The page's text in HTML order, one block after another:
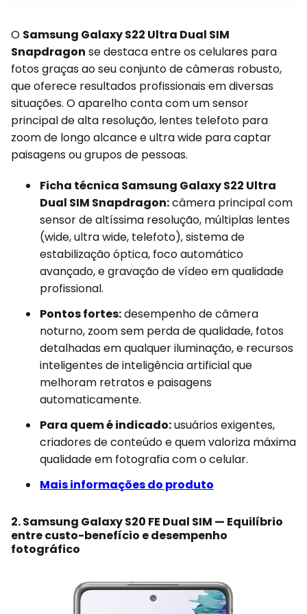
O Samsung Galaxy S22 Ultra Dual SIM
Snapdragon se destaca entre os celulares para
fotos graças ao seu conjunto de câmeras robusto,
que oferece resultados profissionais em diversas
situações. O aparelho conta com um sensor
principal de alta resolução, lentes telefoto para
zoom de longo alcance e ultra wide para captar
paisagens ou grupos de pessoas.
Ficha técnica Samsung Galaxy S22 Ultra
Dual SIM Snapdragon:câmera principal com
sensor de altíssima resolução, múltiplas lentes
(wide, ultra wide, telefoto), sistema de
estabilização óptica, foco automático
avançado, e gravação de vídeo em qualidade
profissional.
Pontos fortes:desempenho de câmera
noturno, zoom sem perda de qualidade, fotos
detalhadas em qualquer iluminação, e recursos
inteligentes de inteligência artificial que
melhoram retratos e paisagens
automaticamente.
Para quem é indicado:usuários exigentes,
criadores de conteúdo e quem valoriza máxima
qualidade em fotografia com o celular.
Mais informações do produto
2. Samsung Galaxy S20 FE Dual SIM — Equilíbrio
entre custo-benefício e desempenho
fotográfico